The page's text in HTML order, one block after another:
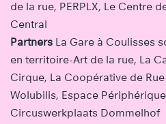
de la rue, PERPLX, Le Centre
Central
Partners La Gare à Coulisses
en territoire-Art de la rue, La
Cirque, La Coopérative de
Wolubilis, Espace
Circuswerkplaats Dommelhof